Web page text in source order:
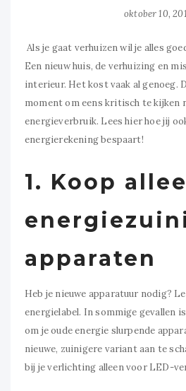
oktober 10,
Als je gaat verhuizen wil je alles
Een nieuw huis, de verhuizing en
interieur. Het kost vaak al genoeg.
moment om eens kritisch te kijken
energieverbruik. Lees hier hoe jij
energierekening bespaart!
1. Koop
apparaten
Heb je nieuwe apparatuur nodig?
energielabel. In sommige gevallen
om je oude energie slurpende
nieuwe, zuinigere variant aan te
bij je verlichting alleen voor LED-